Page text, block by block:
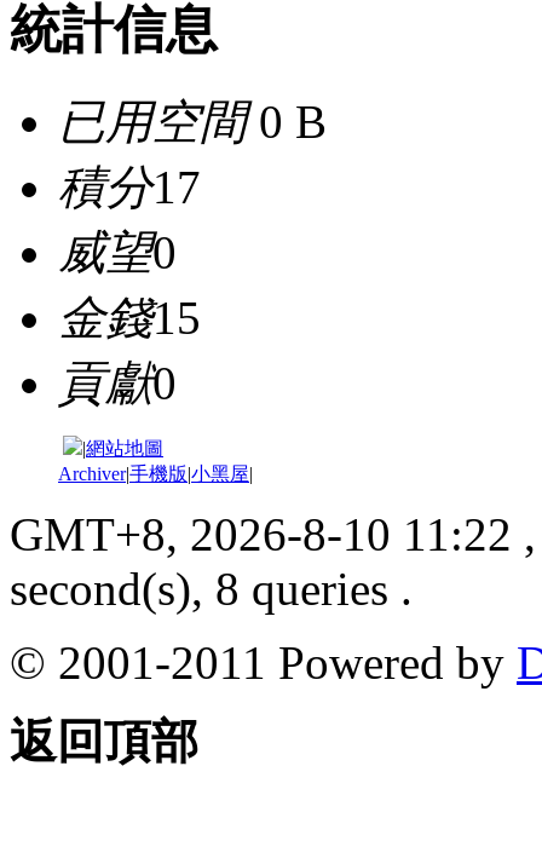
統計信息
已用空間0 B
積分17
威望0
金錢15
貢獻0
|網站地圖
Archiver|手機版|小黑屋|
GMT+8, 2026-8-10 11:22
second(s), 8 queries .
© 2001-2011 Powered by
返回頂部